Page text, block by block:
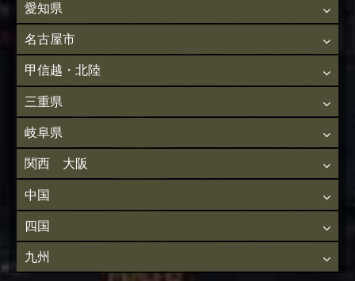
愛知県
名古屋市
甲信越・北陸
三重県
岐阜県
関西 大阪
中国
四国
九州